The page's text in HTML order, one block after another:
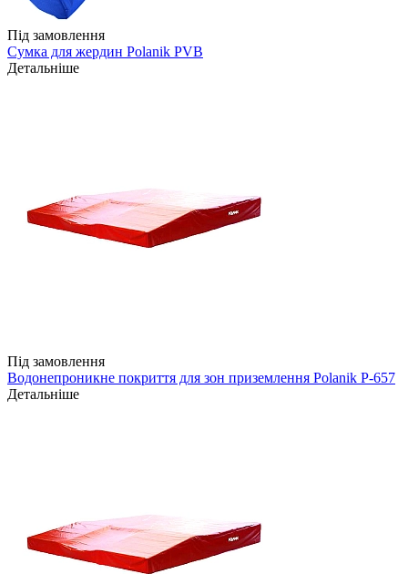
Під замовлення
Сумка для жердин Polanik PVB
Детальніше
Під замовлення
Водонепроникне покриття для зон приземлення Polanik P-657
Детальніше